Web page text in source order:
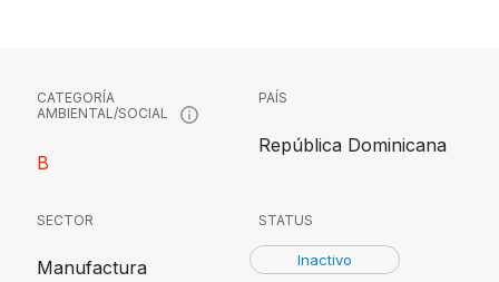
CATEGORÍA
AMBIENTAL/SOCIAL
B
PAÍS
República Dominicana
SECTOR
Manufactura
STATUS
Inactivo